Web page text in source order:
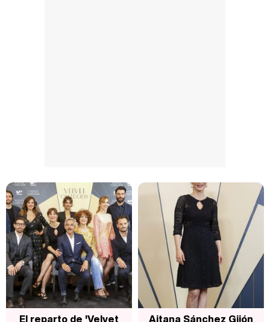
El reparto de 'Velvet Aitana Sánchez Gijón